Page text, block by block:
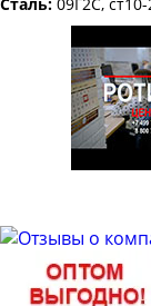
Труба
Труба
Труба
Труба
Труба
Труба
Сталь: 09Г2С,